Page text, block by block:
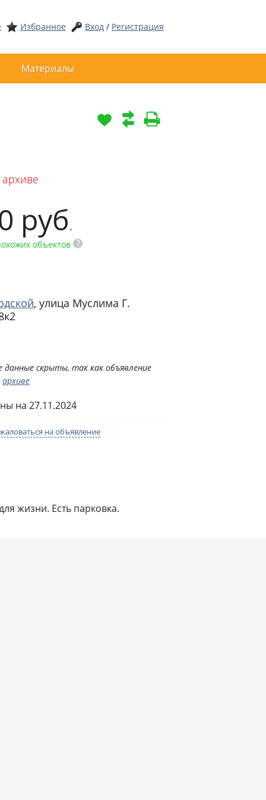
Избранное Вход / Регистрация
Материалы
руб.
объектов ?
, улица Муслима Г.
скрыты, так как объявление
архиве
на 27.11.2024
на объявление
жизни. Есть парковка.